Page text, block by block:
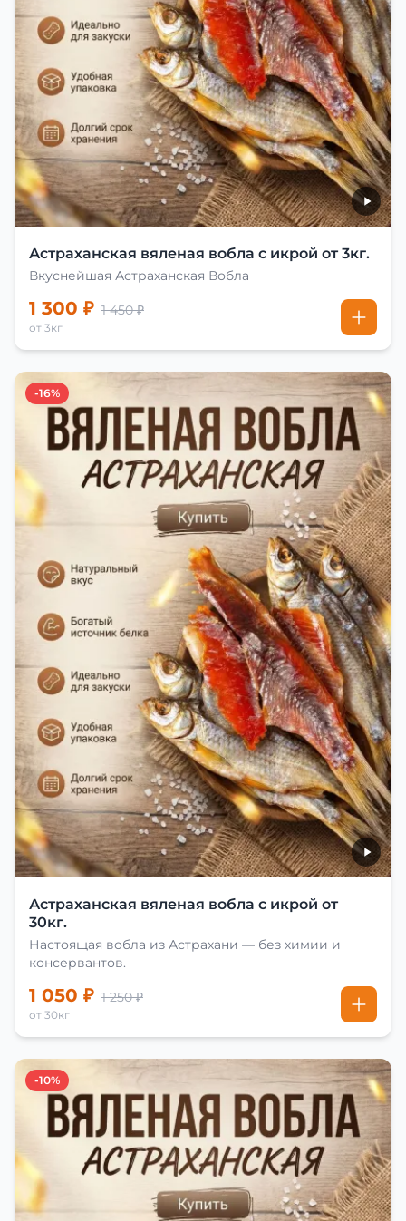
Астраханская вяленая вобла с икрой от 3кг.
Вкуснейшая Астраханская Вобла
1 300 ₽ 1 450 ₽
от 3кг
-16%
Астраханская вяленая вобла с икрой от
30кг.
Настоящая вобла из Астрахани — без химии и
консервантов.
1 050 ₽ 1 250 ₽
от 30кг
-10%